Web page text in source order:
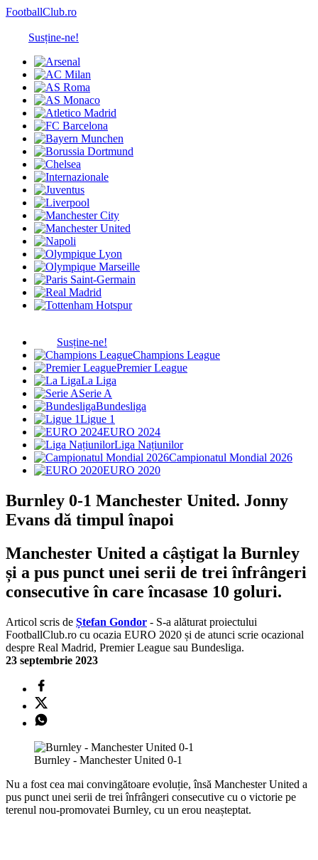
FootballClub.ro
Susține-ne!
Susține-ne!
Champions League
Premier League
La Liga
Serie A
Bundesliga
Ligue 1
EURO 2024
Liga Națiunilor
Campionatul Mondial 2026
EURO 2020
Burnley 0-1 Manchester United. Jonny
Evans dă timpul înapoi
Manchester United a câștigat la Burnley
și a pus punct unei serii de trei înfrângeri
consecutive în care încasase 10 goluri.
Articol scris de Ștefan Gondor - S-a alăturat proiectului
FootballClub.ro cu ocazia EURO 2020 și de atunci scrie ocazional
despre Real Madrid, Premier League sau Bundesliga.
23 septembrie 2023
Burnley - Manchester United 0-1
Nu a fost cea mai convingătoare evoluție, însă Manchester United a
pus punct unei serii de trei înfrângeri consecutive cu o victorie pe
terenul nou-promovatei Burnley, cu un erou neașteptat.